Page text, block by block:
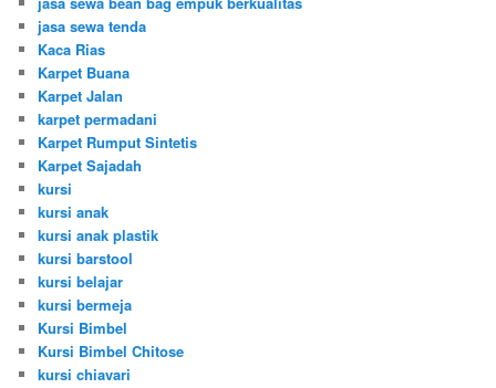
jasa sewa tenda
Kaca Rias
Karpet Buana
Karpet Jalan
karpet permadani
Karpet Rumput Sintetis
Karpet Sajadah
kursi
kursi anak
kursi anak plastik
kursi barstool
kursi belajar
kursi bermeja
Kursi Bimbel
Kursi Bimbel Chitose
kursi chiavari